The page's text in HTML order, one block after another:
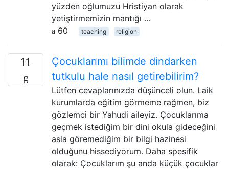
yüzden oğlumuzu Hristiyan olarak
yetiştirmemizin mantığı …
60
teaching religion
11
Çocuklarımı bilimde dindarken
tutkulu hale nasıl getirebilirim?
Lütfen cevaplarınızda düşünceli olun. Laik
kurumlarda eğitim görmeme rağmen, biz
gözlemci bir Yahudi aileyiz. Çocuklarıma
geçmek istediğim bir dini okula gideceğini
asla göremediğim bir bilgi hazinesi
olduğunu hissediyorum. Daha spesifik
olarak: Çocuklarım şu anda küçük çocuklar